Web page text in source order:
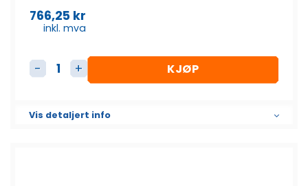
766,25 kr
inkl. mva
Arbeidslys LED 16W antallKJØP
Vis detaljert info